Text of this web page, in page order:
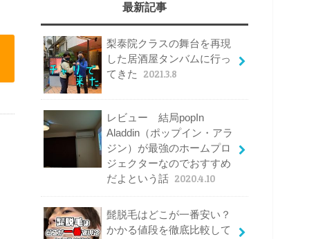
最新記事
梨泰院クラスの舞台を再現
した居酒屋タンバムに行っ
てきた
2021.3.8
レビュー 結局popIn
Aladdin（ポップイン・アラ
ジン）が最強のホームプロ
ジェクターなのでおすすめ
だよという話 2020.4.10
髭脱毛はどこが一番安い？
かかる値段を徹底比較して